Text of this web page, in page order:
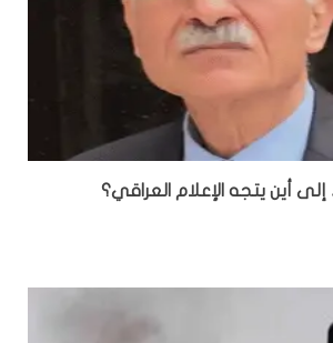
إلى أين يتجه الإعلام العراقي؟